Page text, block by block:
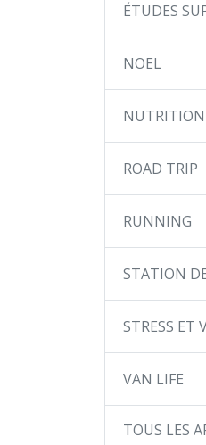
ÉTUDES
NOEL
NUTRITION
ROAD TRIP
RUNNING
STATION
STRESS ET
VAN LIFE
TOUS LES